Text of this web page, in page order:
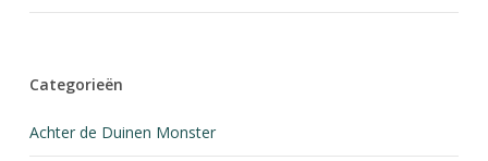
Categorieën
Achter de Duinen Monster